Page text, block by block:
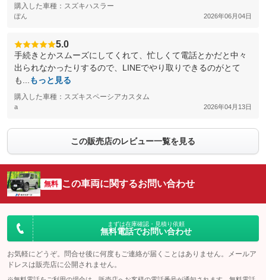
購入した車種：スズキハスラー
ぽん 2026年06月04日
5.0
手続きとかスムーズにしてくれて、忙しくて電話とかだと中々
出られなかったりするので、LINEでやり取りできるのがとて
も...
もっと見る
購入した車種：スズキスペーシアカスタム
a 2026年04月13日
この販売店のレビュー一覧を見る
無料 この車両に関するお問い合わせ
まずは在庫確認・見積り依頼
無料電話でお問い合わせ
お気軽にどうぞ。問合せ後に何度もご連絡が届くことはありません。メールア
ドレスは販売店に公開されません。